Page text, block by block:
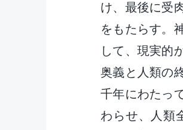
け、最後に受
をもたらす。
して、現実的
奥義と人類の
千年にわたっ
わらせ、人類